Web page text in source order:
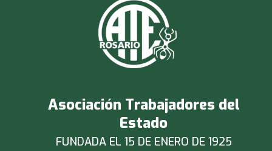
Asociación Trabajadores del
Estado
FUNDADA EL 15 DE ENERO DE 1925